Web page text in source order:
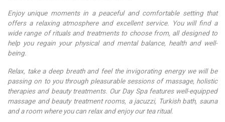
Enjoy unique moments in a peaceful and comfortable setting that
offers a relaxing atmosphere and excellent service. You will find a
wide range of rituals and treatments to choose from, all designed to
help you regain your physical and mental balance, health and well-
being.
Relax, take a deep breath and feel the invigorating energy we will be
passing on to you through pleasurable sessions of massage, holistic
therapies and beauty treatments. Our Day Spa features well-equipped
massage and beauty treatment rooms, a jacuzzi, Turkish bath, sauna
and a room where you can relax and enjoy ourtea ritual.